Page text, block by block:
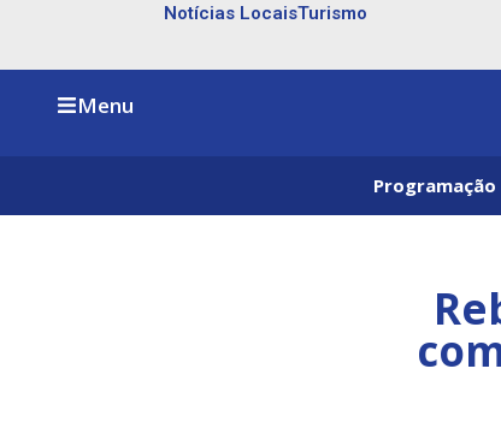
Notícias LocaisTurismo
Menu
Programação